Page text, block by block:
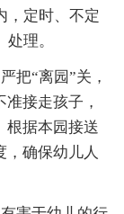
，定时、不定
理。
把“离园”关，
接走孩子，
根据本园接送
，确保幼儿人